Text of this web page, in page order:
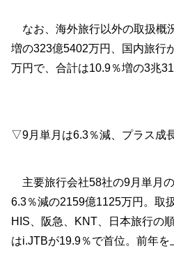
なお、海外旅行以外の取扱概
増の323億5402万円、国内旅行
万円で、合計は10.9％増の3兆
▽9月単月は6.3％減、プラス成
主要旅行会社58社の9月単月
6.3％減の2159億1125万円。取
HIS、阪急、KNT、日本旅行の
はi.JTBが19.9％で首位。前年